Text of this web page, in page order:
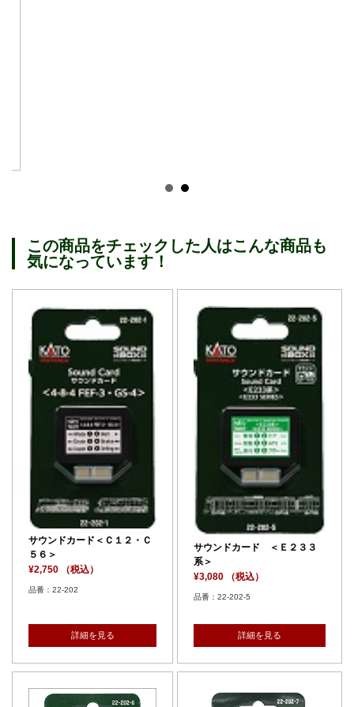
この商品をチェックした人はこんな商品も
気になっています！
サウンドカード＜Ｃ１２・Ｃ
５６＞
¥2,750 （税込）
品番：22-202
詳細を見る
サウンドカード ＜Ｅ２３３
系＞
¥3,080 （税込）
品番：22-202-5
詳細を見る